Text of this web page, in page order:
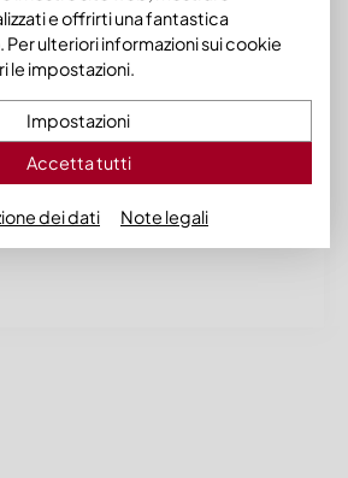
e offrirti una fantastica
Per ulteriori informazioni sui cookie
le impostazioni.
Impostazioni
Accetta tutti
dei dati Note legali